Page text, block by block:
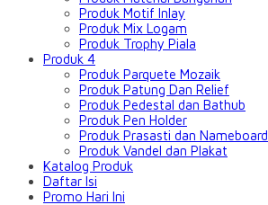
Produk Motif Inlay
Produk Mix Logam
Produk Trophy Piala
Produk 4
Produk Parquete Mozaik
Produk Patung Dan Relief
Produk Pedestal dan Bathub
Produk Pen Holder
Produk Prasasti dan Nameboard
Produk Vandel dan Plakat
Katalog Produk
Daftar Isi
Promo Hari Ini